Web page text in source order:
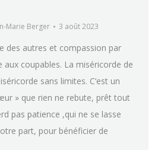
Marie Berger 3 août 2023
des autres et compassion par
aux coupables. La miséricorde de
sans limites. C’est un
» que rien ne rebute, prêt tout
pas patience ,qui ne se lasse
part, pour bénéficier de